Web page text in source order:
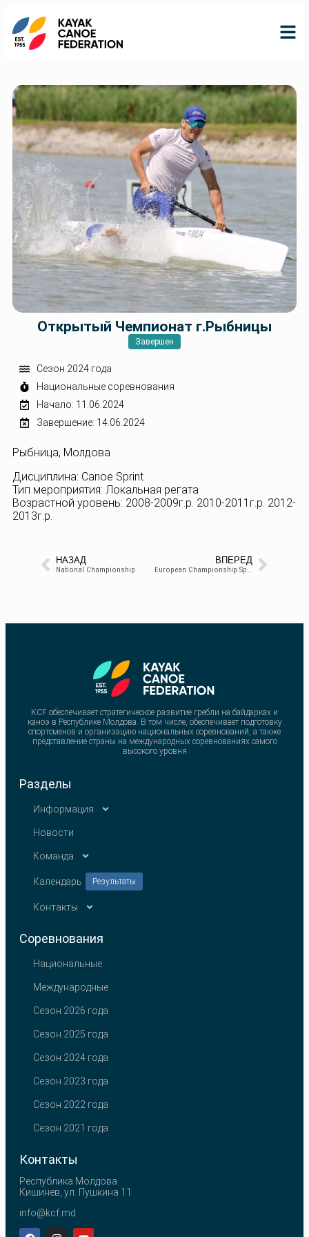
RO
RU
EN
Открытый Чемпионат г.Рыбницы
Завершен
Сезон 2024 года
Национальные соревнования
Начало: 11.06.2024
Завершение: 14.06.2024
Рыбница, Молдова
Дисциплина: Canoe Sprint
Тип мероприятия: Локальная регата
Возрастной уровень: 2008-2009г.р. 2010-2011г.р. 2012-
2013г.р.
НАЗАД
National Championship
ВПЕРЕД
European Championship Sprint/Sup
KCF обеспечивает стратегическое развитие гребли на байдарках и
каноэ в Республике Молдова. В том числе, обеспечивает подготовку
спортсменов и организацию национальных соревнований, а также
представление страны на международных соревнованиях самого
высокого уровня
Разделы
Информация
Новости
Команда
Календарь Результаты
Контакты
Соревнования
Национальные
Международные
Сезон 2026 года
Сезон 2025 года
Сезон 2024 года
Сезон 2023 года
Сезон 2022 года
Сезон 2021 года
Контакты
Республика Молдова
Кишинев, ул. Пушкина 11
info@kcf.md